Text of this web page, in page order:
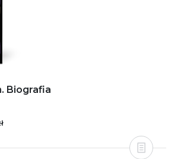
Biografia